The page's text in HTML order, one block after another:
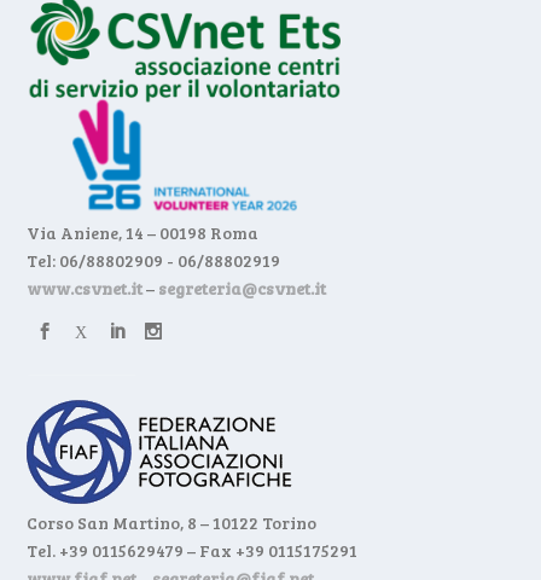
Via Aniene, 14 – 00198 Roma
Tel: 06/88802909 - 06/88802919
www.csvnet.it– segreteria@csvnet.it
Corso San Martino, 8 – 10122 Torino
Tel. +39 0115629479 – Fax +39 0115175291